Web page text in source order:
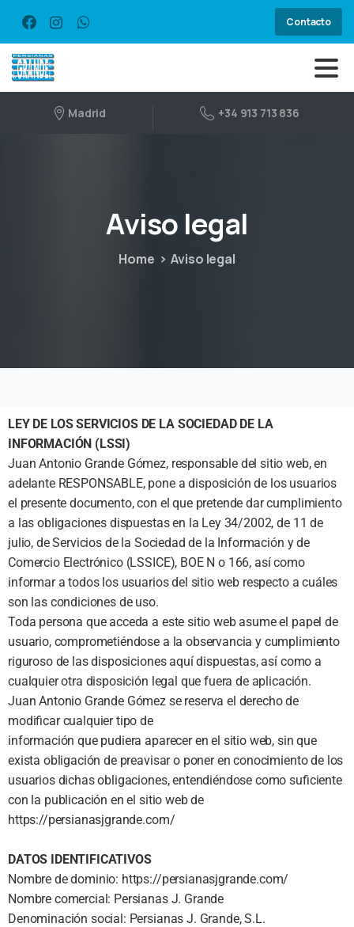
Contacto
Madrid +34 913 713 836
Aviso legal
Home Aviso legal
LEY DE LOS SERVICIOS DE LA SOCIEDAD DE LA
INFORMACIÓN (LSSI)
Juan Antonio Grande Gómez, responsable del sitio web, en
adelante RESPONSABLE, pone a disposición de los usuarios
el presente documento, con el que pretende dar cumplimiento
a las obligaciones dispuestas en la Ley 34/2002, de 11 de
julio, de Servicios de la Sociedad de la Información y de
Comercio Electrónico (LSSICE), BOE N o 166, así como
informar a todos los usuarios del sitio web respecto a cuáles
son las condiciones de uso.
Toda persona que acceda a este sitio web asume el papel de
usuario, comprometiéndose a la observancia y cumplimiento
riguroso de las disposiciones aquí dispuestas, así como a
cualquier otra disposición legal que fuera de aplicación.
Juan Antonio Grande Gómez se reserva el derecho de
modificar cualquier tipo de
información que pudiera aparecer en el sitio web, sin que
exista obligación de preavisar o poner en conocimiento de los
usuarios dichas obligaciones, entendiéndose como suficiente
con la publicación en el sitio web de
https://persianasjgrande.com/
DATOS IDENTIFICATIVOS
Nombre de dominio: https://persianasjgrande.com/
Nombre comercial: Persianas J. Grande
Denominación social: Persianas J. Grande, S.L.